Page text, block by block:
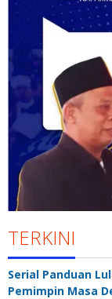
TERKINI
Serial Panduan
Pemimpin Masa